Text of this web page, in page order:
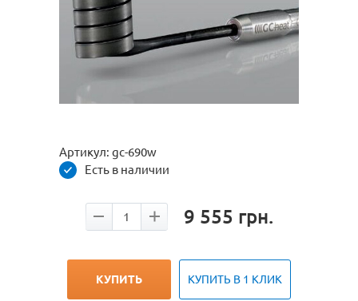
Артикул: gc-690w
Есть в наличии
9 555 грн.
КУПИТЬ КУПИТЬ В 1 КЛИК